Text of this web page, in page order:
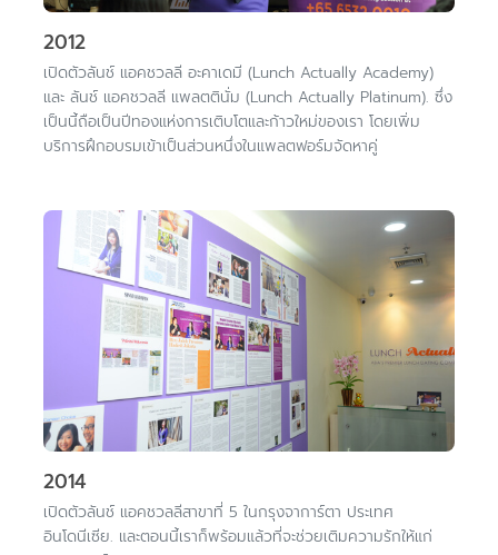
2012
เปิดตัวลันช์ แอคชวลลี อะคาเดมี (Lunch Actually Academy)
และ ลันช์ แอคชวลลี แพลตตินั่ม (Lunch Actually Platinum). ซึ่ง
เป็นนี้ถือเป็นปีทองแห่งการเติบโตและก้าวใหม่ของเรา โดยเพิ่ม
บริการฝึกอบรมเข้าเป็นส่วนหนึ่งในแพลตฟอร์มจัดหาคู่
2014
เปิดตัวลันช์ แอคชวลลีสาขาที่ 5 ในกรุงจาการ์ตา ประเทศ
อินโดนีเซีย. และตอนนี้เราก็พร้อมแล้วที่จะช่วยเติมความรักให้แก่